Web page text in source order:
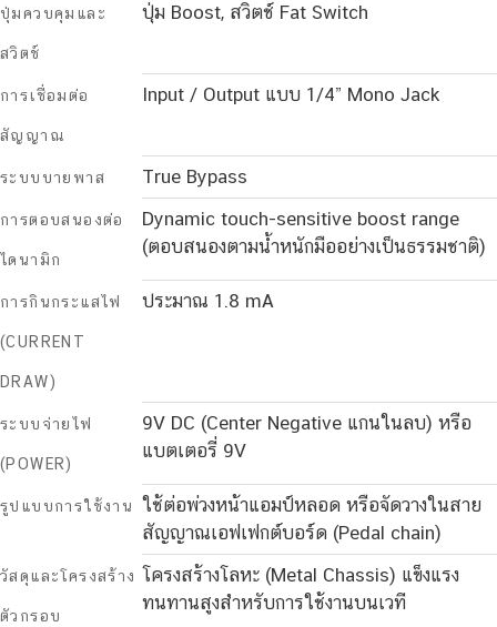
ปุ่มควบคุมและ
สวิตช์
ปุ่ม Boost, สวิตช์ Fat Switch
การเชื่อมต่อ
สัญญาณ
Input / Output แบบ 1/4” Mono Jack
ระบบบายพาส True Bypass
การตอบสนองต่อ
ไดนามิก
Dynamic touch-sensitive boost range
(ตอบสนองตามน้ำหนักมืออย่างเป็นธรรมชาติ)
การกินกระแสไฟ
(CURRENT
DRAW)
ประมาณ 1.8 mA
ระบบจ่ายไฟ
(POWER)
9V DC (Center Negative แกนในลบ) หรือ
แบตเตอรี่ 9V
รูปแบบการใช้งาน
ใช้ต่อพ่วงหน้าแอมป์หลอด หรือจัดวางในสาย
สัญญาณเอฟเฟกต์บอร์ด (Pedal chain)
วัสดุและโครงสร้าง
ตัวกรอบ
โครงสร้างโลหะ (Metal Chassis) แข็งแรง
ทนทานสูงสำหรับการใช้งานบนเวที